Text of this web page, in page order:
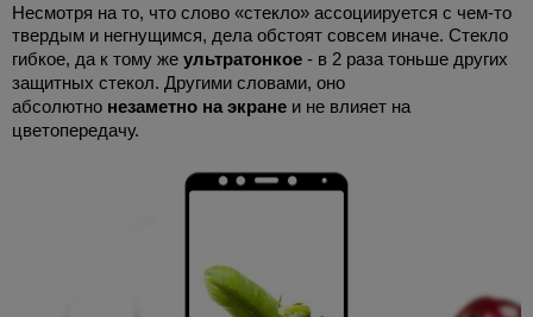
Несмотря на то, что слово «стекло» ассоциируется с чем-то
твердым и негнущимся, дела обстоят совсем иначе. Стекло
гибкое, да к тому же ультратонкое - в 2 раза тоньше других
защитных стекол. Другими словами, оно
абсолютно незаметно на экране и не влияет на
цветопередачу.